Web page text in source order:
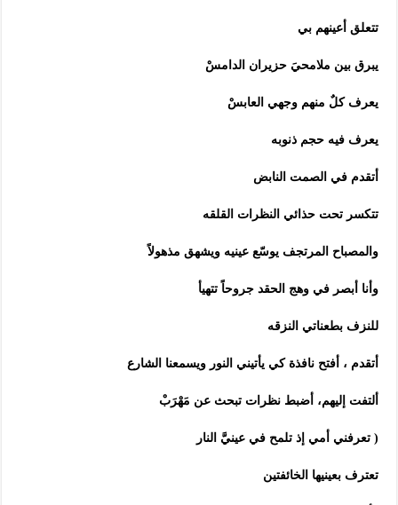
تتعلق أعينهم بي
يبرق بين ملامحيَ حزيران الدامسْ
يعرف كلٌ منهم وجهي العابسْ
يعرف فيه حجم ذنوبه
أتقدم في الصمت النابض
تتكسر تحت حذائي النظرات القلقه
والمصباح المرتجف يوسّع عينيه ويشهق مذهولاً
وأنا أبصر في وهج الحقد جروحاً تتهيأ
للنزف بطعناتي النزقه
أتقدم ، أفتح نافذة كي يأتيني النور ويسمعنا الشارع
ألتفت إليهم، أضبط نظرات تبحث عن مَهْرَبْ
( تعرفني أمي إذ تلمح في عينيَّ النار
تعترف بعينيها الخائفتين